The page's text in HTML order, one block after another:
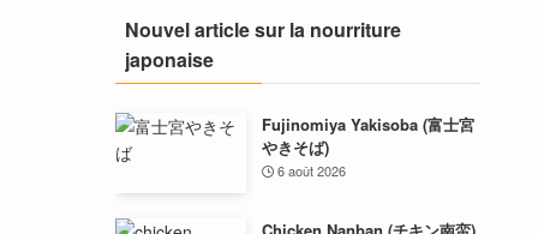
Nouvel article sur la nourriture
japonaise
Fujinomiya Yakisoba (富士宮
やきそば)
6 août 2026